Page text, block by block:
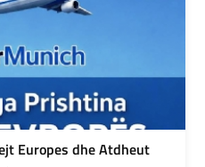
Europes dhe Atdheut